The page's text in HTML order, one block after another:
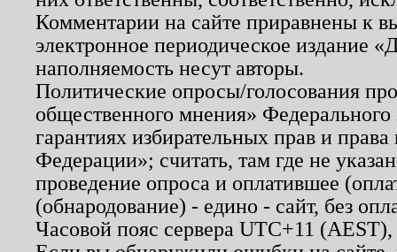
Комментарии на сайте приравнены к
электронное периодическое издание
наполняемость несут авторы.
Политические опросы/голосования
общественного мнения»
гарантиях избирательных прав и
Федерации»; считать, там где не
проведение опроса и оплатившее
(обнародование) - едино - сайт, без
Часовой пояс сервера UTC+11